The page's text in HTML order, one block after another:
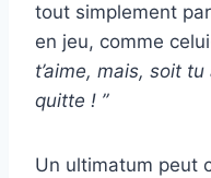
tout simplement
en jeu, comme
t’aime, mais, soit
quitte ! ”
Un ultimatum peut